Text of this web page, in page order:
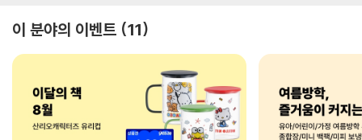
이 분야의 이벤트 11